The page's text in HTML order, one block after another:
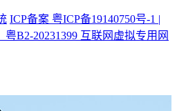
ICP备案 粤ICP备19140750号-1 |
B2-20231399 互联网虚拟专用网